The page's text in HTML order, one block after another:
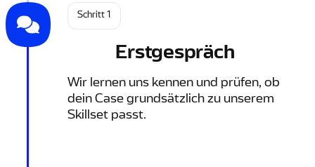
Schritt 1
Erstgespräch
Wir lernen uns kennen und prüfen, ob
dein Case grundsätzlich zu unserem
Skillset passt.